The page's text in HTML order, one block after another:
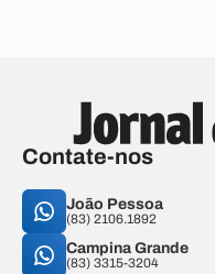
Contate-nos
João Pessoa
(83) 2106.1892
Campina Grande
(83) 3315-3204